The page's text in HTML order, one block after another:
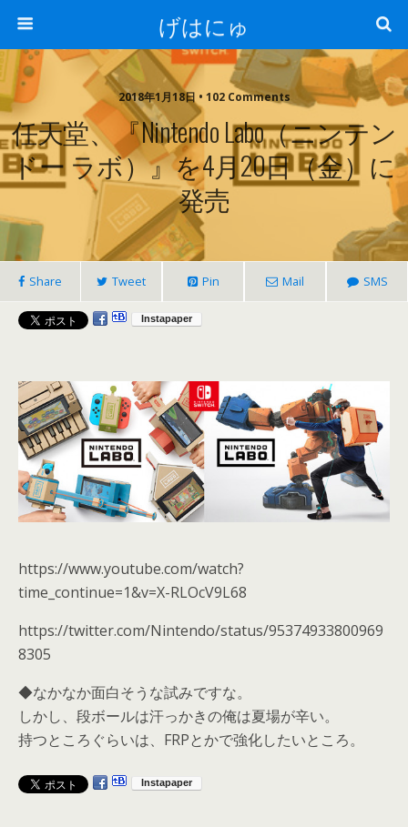
げはにゅ
2018年1月18日 • 102 Comments
任天堂、『Nintendo Labo（ニンテン
ドー ラボ）』を4月20日（金）に
発売
Share Tweet Pin Mail SMS
https://www.youtube.com/watch?
time_continue=1&v=X-RLOcV9L68
https://twitter.com/Nintendo/status/95374933800969
8305
◆なかなか面白そうな試みですな。
しかし、段ボールは汗っかきの俺は夏場が辛い。
持つところぐらいは、FRPとかで強化したいところ。